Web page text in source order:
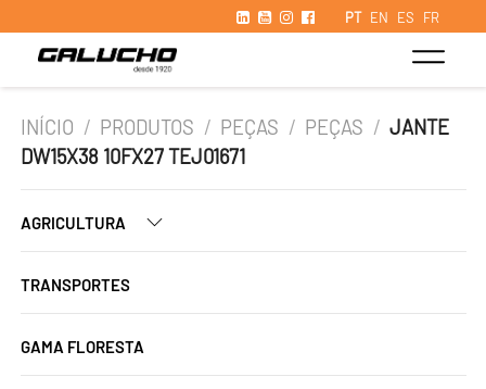
PT EN ES FR
INÍCIO / PRODUTOS / PEÇAS / PEÇAS / JANTE
DW15X38 10FX27 TEJ01671
AGRICULTURA
TRANSPORTES
GAMA FLORESTA